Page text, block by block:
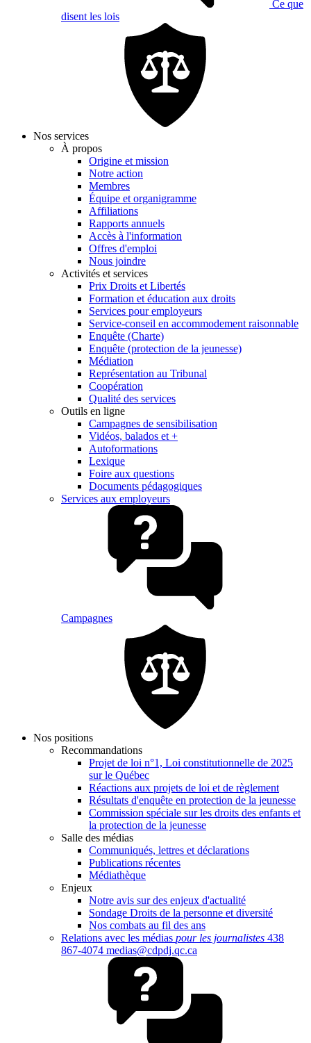
Ce que
disent les lois
Nos services
À propos
Origine et mission
Notre action
Membres
Équipe et organigramme
Affiliations
Rapports annuels
Accès à l'information
Offres d'emploi
Nous joindre
Activités et services
Prix Droits et Libertés
Formation et éducation aux droits
Services pour employeurs
Service-conseil en accommodement raisonnable
Enquête (Charte)
Enquête (protection de la jeunesse)
Médiation
Représentation au Tribunal
Coopération
Qualité des services
Outils en ligne
Campagnes de sensibilisation
Vidéos, balados et +
Autoformations
Lexique
Foire aux questions
Documents pédagogiques
Services aux employeurs
Campagnes
Nos positions
Recommandations
Projet de loi n°1, Loi constitutionnelle de 2025
sur le Québec
Réactions aux projets de loi et de règlement
Résultats d'enquête en protection de la jeunesse
Commission spéciale sur les droits des enfants et
la protection de la jeunesse
Salle des médias
Communiqués, lettres et déclarations
Publications récentes
Médiathèque
Enjeux
Notre avis sur des enjeux d'actualité
Sondage Droits de la personne et diversité
Nos combats au fil des ans
Relations avec les médias pour les journalistes 438
867-4074 medias@cdpdj.qc.ca